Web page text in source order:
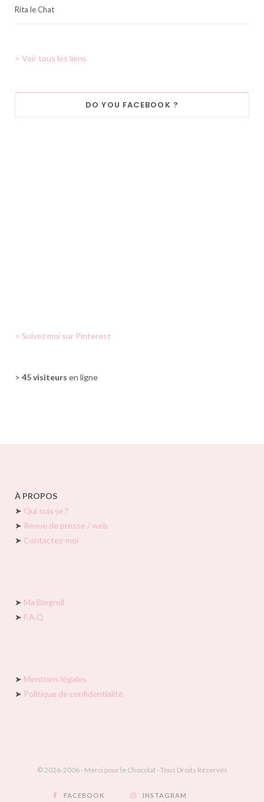
Rita le Chat
> Voir tous les liens
DO YOU FACEBOOK ?
> Suivez moi sur Pinterest
> 45 visiteurs en ligne
À PROPOS
➤ Qui suis-je ?
➤ Revue de presse / web
➤ Contactez-moi
➤ Ma Blogroll
➤ F.A.Q
➤ Mentions légales
➤ Politique de confidentialité
© 2026-2006 - Merci pour le Chocolat - Tous Droits Réservés
FACEBOOK INSTAGRAM